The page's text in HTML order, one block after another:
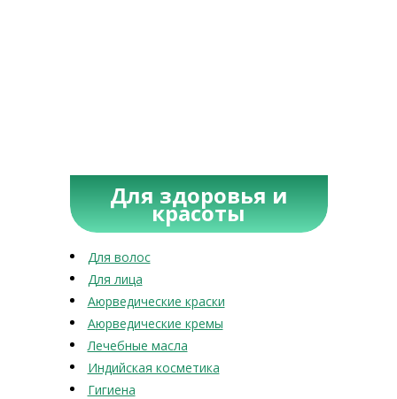
Для здоровья и
красоты
Для волос
Для лица
Аюрведические краски
Аюрведические кремы
Лечебные масла
Индийская косметика
Гигиена